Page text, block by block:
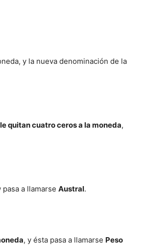
y la nueva denominación de la
quitan cuatro ceros a la moneda,
a llamarse Austral.
, y ésta pasa a llamarse Peso